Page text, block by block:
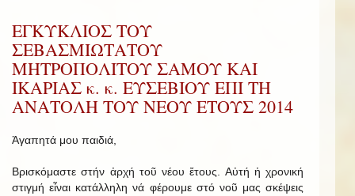
ΕΓΚΥΚΛΙΟΣ ΤΟΥ
ΣΕΒΑΣΜΙΩΤΑΤΟΥ
ΜΗΤΡΟΠΟΛΙΤΟΥ ΣΑΜΟΥ ΚΑΙ
ΙΚΑΡΙΑΣ κ. κ. ΕΥΣΕΒΙΟΥ ΕΠΙ ΤΗ
ΑΝΑΤΟΛΗ ΤΟΥ ΝΕΟΥ ΕΤΟΥΣ 2014
Ἀγαπητά μου παιδιά,
Βρισκόμαστε στήν ἀρχή τοῦ νέου ἔτους. Αὐτή ἡ χρονική
στιγμή εἶναι κατάλληλη νά φέρουμε στό νοῦ μας σκέψεις